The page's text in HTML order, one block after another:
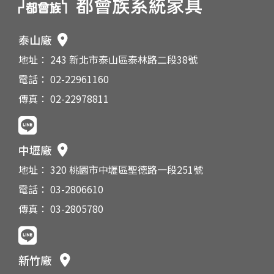
泰山廠
地址： 243 新北市泰山區泰林路二段38號
電話： 02-22961160
傳真： 02-22978811
中壢廠
地址： 320 桃園市中壢區聖德路一段251號
電話： 03-2806610
傳真： 03-2805780
新竹廠